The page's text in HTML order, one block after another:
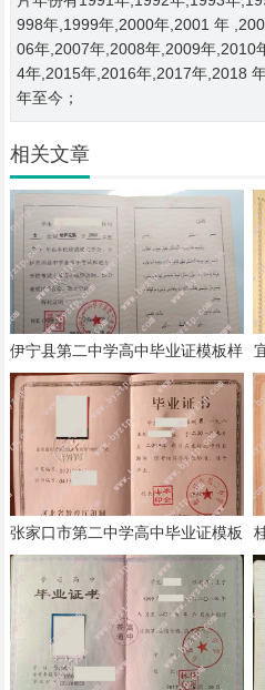
998年,1999年,2000年,2001 年
06年,2007年,2008年,2009年,2010
4年,2015年,2016年,2017年,2018
年至今；
相关文章
伊宁县第二中学高中毕业证模板样
本
张家口市第二中学高中毕业证模板
样本